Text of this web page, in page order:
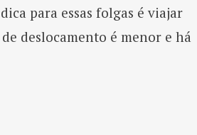
para essas folgas é viajar
deslocamento é menor e há